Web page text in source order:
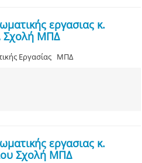
εργασιας κ.
Σχολή ΜΠΔ
Εργασίας ΜΠΔ
εργασιας κ.
Σχολή ΜΠΔ